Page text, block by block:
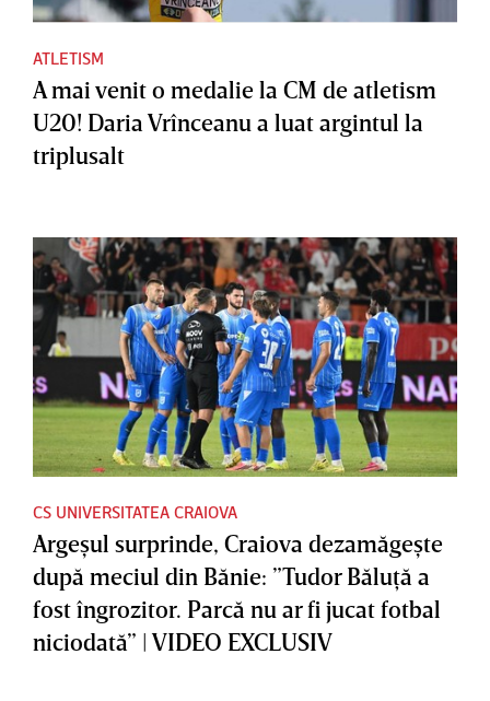
ATLETISM
A mai venit o medalie la CM de atletism
U20! Daria Vrînceanu a luat argintul la
triplusalt
CS UNIVERSITATEA CRAIOVA
Argeşul surprinde, Craiova dezamăgeşte
după meciul din Bănie: ”Tudor Băluţă a
fost îngrozitor. Parcă nu ar fi jucat fotbal
niciodată” | VIDEO EXCLUSIV